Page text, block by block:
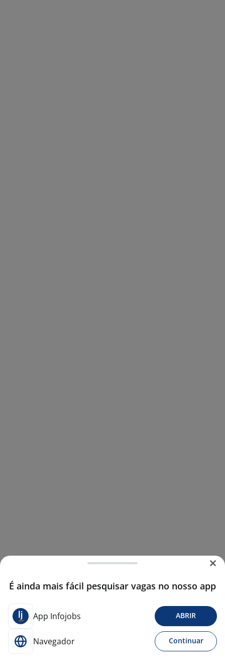
É ainda mais fácil pesquisar vagas no nosso app
App Infojobs ABRIR
Navegador Continuar